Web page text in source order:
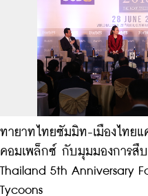
ทายาทไทยซัมมิท-เมืองไทย
คอมเพล็กซ์ กับมุมมองการสื
Thailand 5th Anniversary
Tycoons